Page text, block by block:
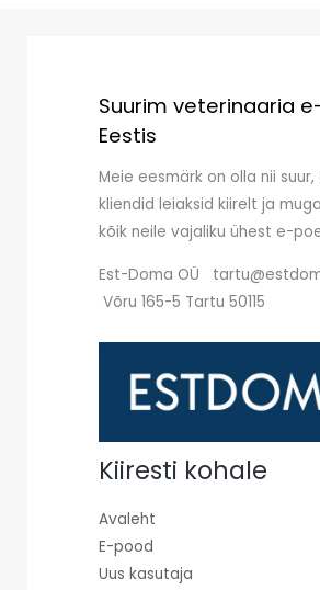
Suurim veterinaaria
Eestis
Meie eesmärk on olla nii
kliendid leiaksid kiirelt ja
kõik neile vajaliku ühest e-
Est-Doma OÜ
Võru 165-5 Tartu 50115
Kiiresti kohale
Avaleht
E-pood
Uus kasutaja